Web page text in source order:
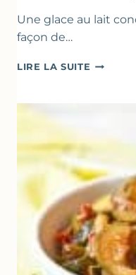
Une glace au lait
façon de…
LIRE LA SUITE GLACE